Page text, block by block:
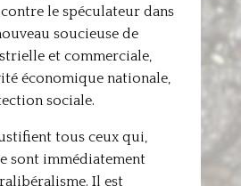
le spéculateur dans
soucieuse de
et commerciale,
économique nationale,
sociale.
tous ceux qui,
sont immédiatement
Il est